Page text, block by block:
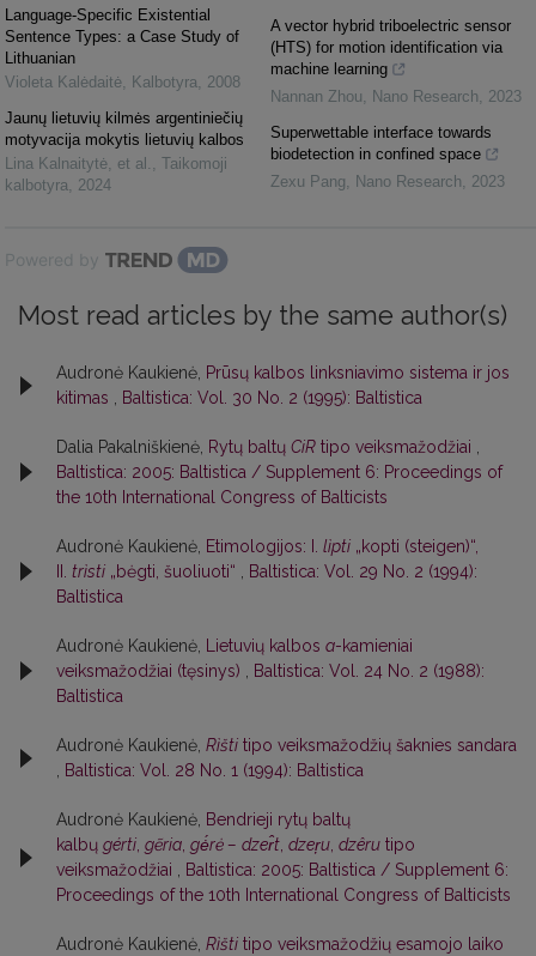
Language-Specific Existential
Sentence Types: a Case Study of
Lithuanian
Violeta Kalėdaitė Kalbotyra
2008
Jaunų lietuvių kilmės argentiniečių
motyvacija mokytis lietuvių kalbos
Lina Kalnaitytė, et al.
Taikomoji
kalbotyra
2024
A vector hybrid triboelectric sensor
(HTS) for motion identification via
machine learning
Nannan Zhou
Nano Research
2023
Superwettable interface towards
biodetection in confined space
Zexu Pang
Nano Research 2023
Powered by
Most read articles by the same author(s)
Audronė Kaukienė, Prūsų kalbos linksniavimo sistema ir jos
kitimas
Baltistica: Vol. 30 No. 2 (1995): Baltistica
Dalia Pakalniškienė, Rytų baltų CiR tipo veiksmažodžiai
Baltistica: 2005: Baltistica / Supplement 6: Proceedings of
the 10th International Congress of Balticists
Audronė Kaukienė, Etimologijos: I. lìpti „kopti (steigen)“,
trìsti „bėgti, šuoliuoti“
Baltistica: Vol. 29 No. 2 (1994):
Baltistica
Audronė Kaukienė, Lietuvių kalbos a-kamieniai
veiksmažodžiai (tęsinys)
Baltistica: Vol. 24 No. 2 (1988):
Baltistica
Audronė Kaukienė, Rìšti tipo veiksmažodžių šaknies sandara
Baltistica: Vol. 28 No. 1 (1994): Baltistica
Audronė Kaukienė, Bendrieji rytų baltų
kalbų gérti gẽria gė́rė – dzer̂t dzer̦u dzêru tipo
veiksmažodžiai
Baltistica: 2005: Baltistica / Supplement 6:
Proceedings of the 10th International Congress of Balticists
Audronė Kaukienė, Rìšti tipo veiksmažodžių esamojo laiko